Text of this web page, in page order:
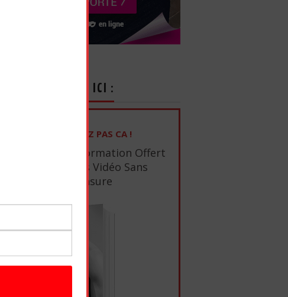
INSCRIVEZ-VOUS ICI :
NE RATEZ PAS CA !
1 Ebook De Formation Offert
+ 10 Tutos Vidéo Sans
Censure